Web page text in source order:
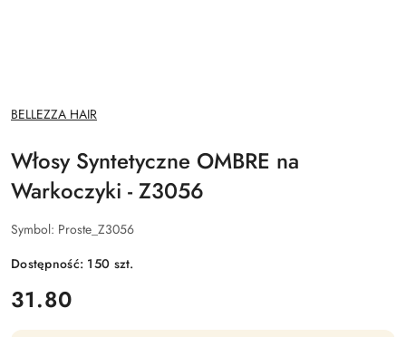
NAZWA
PRODUCENTA:
BELLEZZA HAIR
Włosy Syntetyczne OMBRE na
Warkoczyki - Z3056
Symbol: Proste_Z3056
Dostępność: 150 szt.
cena:
31.80